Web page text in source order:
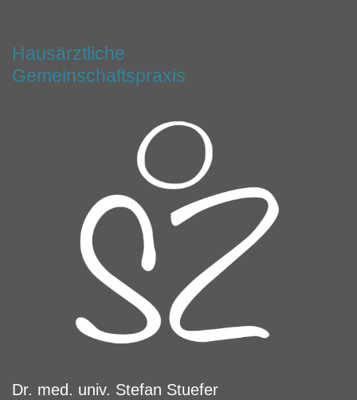
Hausärztliche
Gemeinschaftspraxis
Dr. med. univ. Stefan Stuefer